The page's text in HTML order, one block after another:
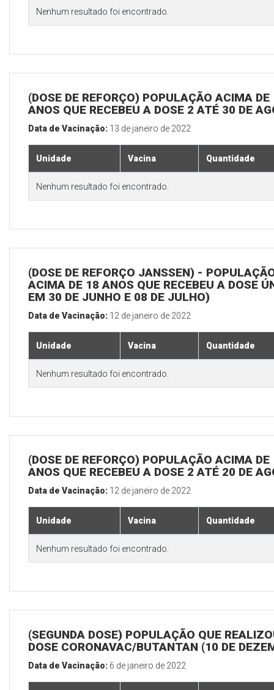
Nenhum resultado foi encontrado.
(DOSE DE REFORÇO) POPULAÇÃO ACIMA DE
ANOS QUE RECEBEU A DOSE 2 ATÉ 30 DE
Data de Vacinação: 13 de janeiro de 2022
Unidade Vacina Quantidade
Nenhum resultado foi encontrado.
(DOSE DE REFORÇO JANSSEN) -
ACIMA DE 18 ANOS QUE RECEBEU A DOSE
EM 30 DE JUNHO E 08 DE JULHO)
Data de Vacinação: 12 de janeiro de 2022
Unidade Vacina Quantidade
Nenhum resultado foi encontrado.
(DOSE DE REFORÇO) POPULAÇÃO ACIMA DE
ANOS QUE RECEBEU A DOSE 2 ATÉ 20 DE
Data de Vacinação: 12 de janeiro de 2022
Unidade Vacina Quantidade
Nenhum resultado foi encontrado.
(SEGUNDA DOSE) POPULAÇÃO QUE
DOSE CORONAVAC/BUTANTAN (10 DE
Data de Vacinação: 6 de janeiro de 2022